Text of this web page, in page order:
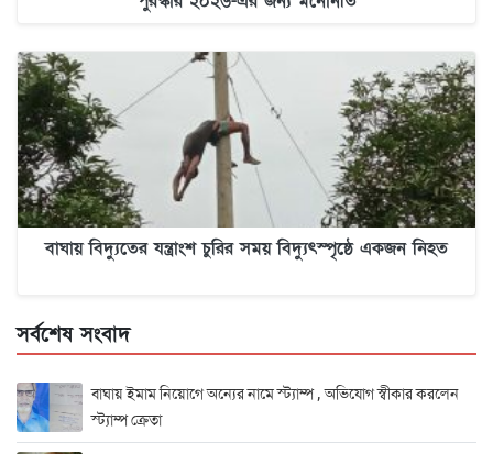
বাঘায় বিদ্যুতের যন্ত্রাংশ চুরির সময় বিদ্যুৎস্পৃষ্ঠে একজন নিহত
সর্বশেষ সংবাদ
বাঘায় ইমাম নিয়োগে অন্যের নামে স্ট্যাম্প , অভিযোগ স্বীকার করলেন
স্ট্যাম্প ক্রেতা